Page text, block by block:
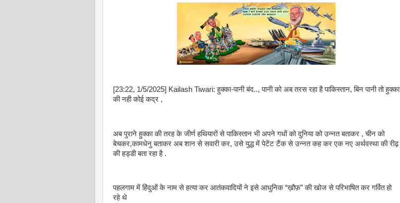
[23:22, 1/5/2025] Kailash Tiwari: हुक्का-पानी बंद.., पानी को अब तरस रहा है पाकिस्तान, बिन पानी तो हुक्का
की नही कोई कद्र ,
अब पुराने हुक्का की तरह के जीर्ण हथियारों से पाकिस्तान भी अपने गधों को दुनिया को उन्नत बताकर , चीन को
बेचकर,कामधेनु बताकर अब शान से सवारी कर, उसे युद्ध में पेटेंट टैंक से उन्नत कह कर एक नए अर्थवस्था की रीढ़
की हड्डी बता रहा है .
पहलगाम में हिंदुओं के नाम से हत्या कर आतंकवादियों ने इसे आधुनिक “ख़ौफ़” की खोज से परिभाषित कर गर्वित हो
रहे थे